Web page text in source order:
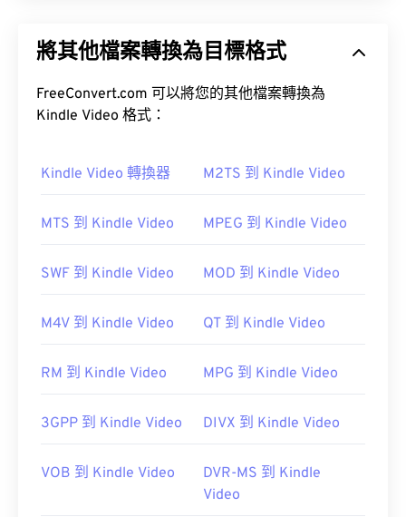
縮，這意味著它會根據多媒體內容片段（例如高動作
支援在 Windows、Mac OS X 和 Linux 系
RealNetworks 開發，因此 RealPlayer 是此檔案類型
免費下載
其他可以開啟RMVB檔案的軟體包括VLC媒體播放器
放文件，而非透過網路串流播放。
將其他檔案轉換為目標格式
FreeConvert.com 可以將您的其他檔案轉換為
Kindle Video 格式：
Kindle Video 轉換器 M2TS 到 Kindle Video
MTS 到 Kindle Video MPEG 到 Kindle Video
SWF 到 Kindle Video MOD 到 Kindle Video
M4V 到 Kindle Video QT 到 Kindle Video
RM 到 Kindle Video MPG 到 Kindle Video
3GPP 到 Kindle Video DIVX 到 Kindle Video
VOB 到 Kindle Video
DVR-MS 到 Kindle
Video